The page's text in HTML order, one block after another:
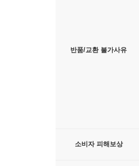
반품/교환 불가사유
소비자 피해보상